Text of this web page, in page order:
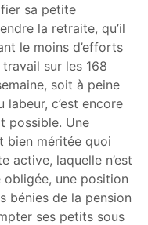
sa petite
la retraite, qu’il
le moins d’efforts
sur les 168
soit à peine
labeur, c’est encore
possible. Une
bien méritée quoi
active, laquelle n’est
obligée, une position
bénies de la pension
ses petits sous